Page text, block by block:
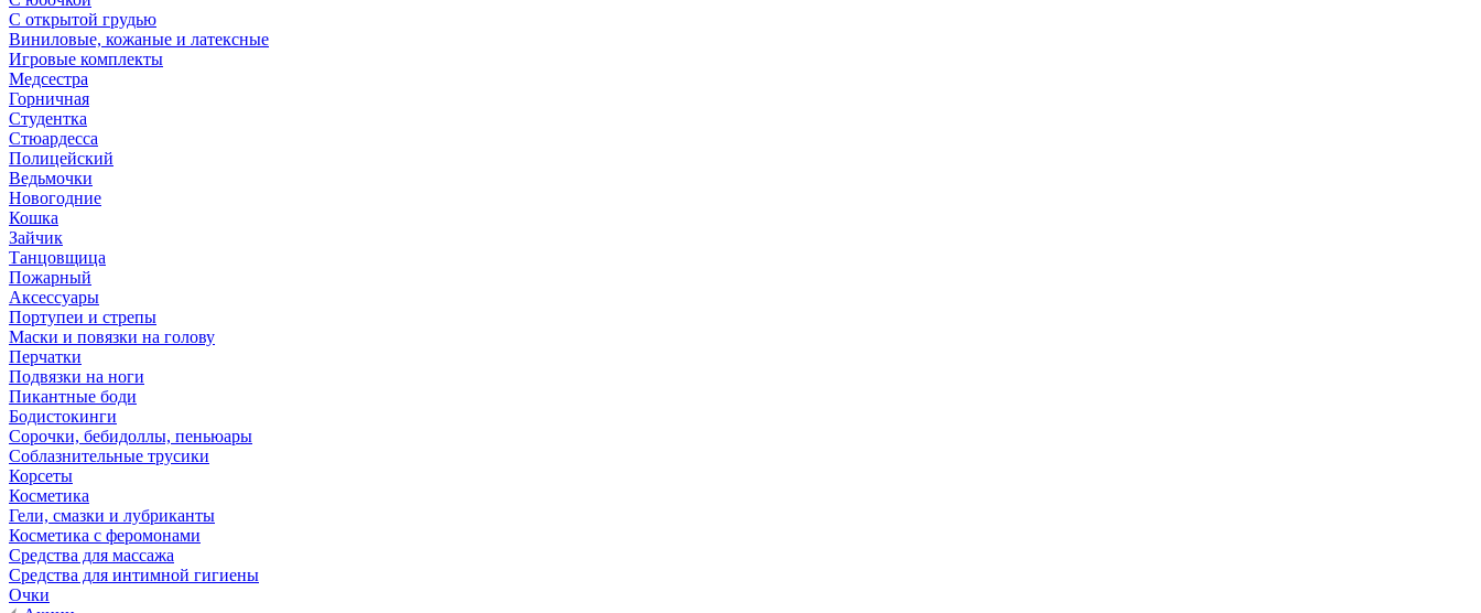
С открытой грудью
Виниловые, кожаные и латексные
Игровые комплекты
Медсестра
Горничная
Студентка
Стюардесса
Полицейский
Ведьмочки
Новогодние
Кошка
Зайчик
Танцовщица
Пожарный
Аксессуары
Портупеи и стрепы
Маски и повязки на голову
Перчатки
Подвязки на ноги
Пикантные боди
Бодистокинги
Сорочки, бебидоллы, пеньюары
Соблазнительные трусики
Корсеты
Косметика
Гели, смазки и лубриканты
Косметика с феромонами
Средства для массажа
Средства для интимной гигиены
Очки